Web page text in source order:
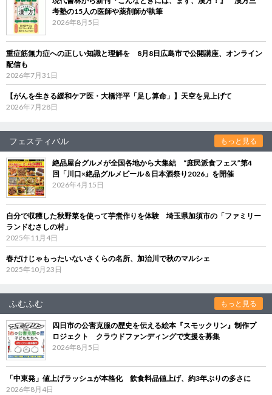
考塾の15人の医師や薬剤師が執筆
2026年8月5日
重症筋無力症への正しい知識と理解を 8月8日広島市で公開講座、オンライン
配信も
2026年7月31日
【がんを生きる緩和ケア医・大橋洋平「足し算命」】天空を見上げて
2026年7月28日
フェスティバル もっと見る
絶品屋台グルメが全国各地から大集結 “庶民派食フェス”第4
回「川口×絶品グルメビール＆日本酒祭り2026」を開催
2026年4月15日
自分で収穫した秋野菜を使って芋煮作りを体験 埼玉県加須市の「ファミリー
ランドむさしの村」
2025年11月4日
春だけじゃもったいないさくらの名所、加治川で秋のマルシェ
2025年10月23日
ふむふむ もっと見る
四日市の公害克服の歴史を伝える絵本『スモックリン』制作プ
ロジェクト クラウドファンディングで支援を募集
2026年8月5日
「中東発」値上げラッシュが本格化 飲食料品値上げ、約3年ぶりの多さに
2026年8月4日